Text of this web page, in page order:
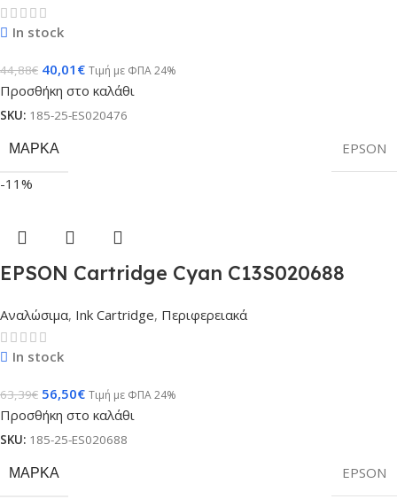
In stock
44,88€ 40,01 € Τιμή με ΦΠΑ 24%
Προσθήκη στο καλάθι
SKU: 185-25-ES020476
ΜΆΡΚΑ
EPSON
-11%
EPSON Cartridge Cyan C13S020688
Αναλώσιμα, Ink Cartridge, Περιφερειακά
In stock
63,39€ 56,50€ Τιμή με ΦΠΑ 24%
Προσθήκη στο καλάθι
SKU: 185-25-ES020688
ΜΆΡΚΑ
EPSON